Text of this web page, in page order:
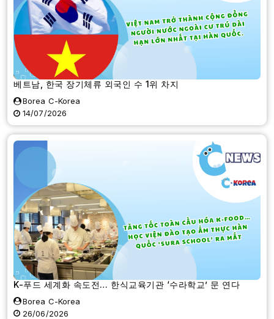
베트남, 한국 장기체류 외국인 수 1위 차지
Borea C-Korea
14/07/2026
K-푸드 세계화 속도전… 한식교육기관 ‘수라학교’ 문 연다
Borea C-Korea
26/06/2026